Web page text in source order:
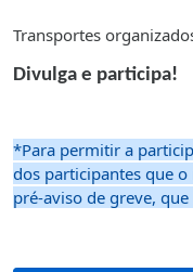
Transportes
Divulga e participa!
*Para permitir a
dos participantes que o
pré-aviso de greve,